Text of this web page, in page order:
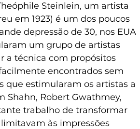
Steinlein, um artista
em 1923) é um dos poucos
depressão de 30, nos EUA
um grupo de artistas
a técnica com propósitos
encontrados sem
que estimularam os artistas a
Shahn, Robert Gwathmey,
trabalho de transformar
às impressões